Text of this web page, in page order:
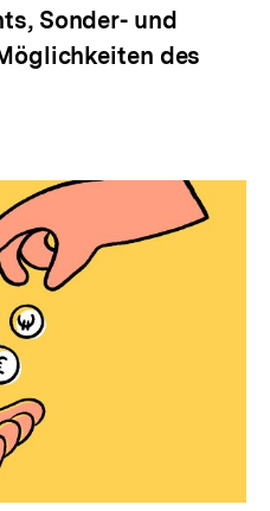
Sonder- und
des